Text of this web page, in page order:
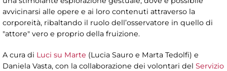
avvicinarsi alle opere e ai loro contenuti attraverso la
corporeità, ribaltando il ruolo dell’osservatore in quello di
"attore" vero e proprio della fruizione.
A cura di Luci su Marte (Lucia Sauro e Marta Tedolfi) e
Daniela Vasta, con la collaborazione dei volontari del Servizio